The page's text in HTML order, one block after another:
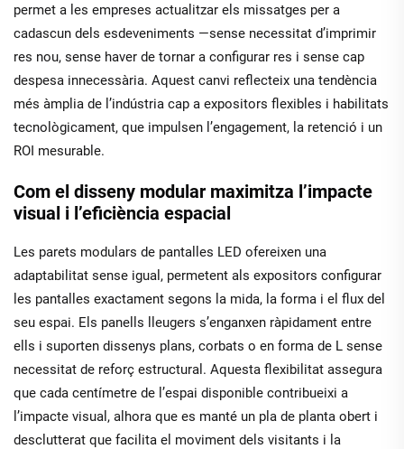
permet a les empreses actualitzar els missatges per a
cadascun dels esdeveniments —sense necessitat d’imprimir
res nou, sense haver de tornar a configurar res i sense cap
despesa innecessària. Aquest canvi reflecteix una tendència
més àmplia de l’indústria cap a expositors flexibles i habilitats
tecnològicament, que impulsen l’engagement, la retenció i un
ROI mesurable.
Com el disseny modular maximitza l’impacte
visual i l’eficiència espacial
Les parets modulars de pantalles LED ofereixen una
adaptabilitat sense igual, permetent als expositors configurar
les pantalles exactament segons la mida, la forma i el flux del
seu espai. Els panells lleugers s’enganxen ràpidament entre
ells i suporten dissenys plans, corbats o en forma de L sense
necessitat de reforç estructural. Aquesta flexibilitat assegura
que cada centímetre de l’espai disponible contribueixi a
l’impacte visual, alhora que es manté un pla de planta obert i
desclutterat que facilita el moviment dels visitants i la